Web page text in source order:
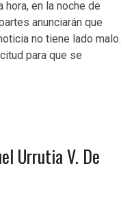
en la noche de
anunciarán que
no tiene lado malo.
para que se
Urrutia V. De